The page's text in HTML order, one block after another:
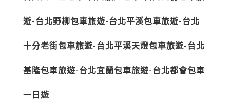
遊-台北野柳包車旅遊-台北平溪包車旅遊-台北
十分老街包車旅遊-台北平溪天燈包車旅遊-台北
基隆包車旅遊-台北宜蘭包車旅遊-台北都會包車
一日遊